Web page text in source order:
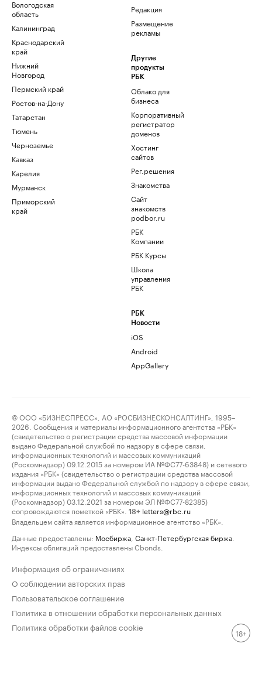
Вологодская
область
Калининград
Краснодарский
край
Нижний
Новгород
Пермский край
Ростов-на-Дону
Татарстан
Тюмень
Черноземье
Кавказ
Карелия
Мурманск
Приморский
край
Редакция
Размещение
рекламы
Другие
продукты
РБК
Облако для
бизнеса
Корпоративный
регистратор
доменов
Хостинг
сайтов
Рег.решения
Знакомства
Сайт
знакомств
podbor.ru
РБК
Компании
РБК Курсы
Школа
управления
РБК
РБК
Новости
iOS
Android
AppGallery
© ООО «БИЗНЕСПРЕСС», АО «РОСБИЗНЕСКОНСАЛТИНГ», 1995–
2026. Сообщения и материалы информационного агентства «РБК»
(свидетельство о регистрации средства массовой информации
выдано Федеральной службой по надзору в сфере связи,
информационных технологий и массовых коммуникаций
(Роскомнадзор) 09.12.2015 за номером ИА №ФС77-63848) и сетевого
издания «РБК» (свидетельство о регистрации средства массовой
информации выдано Федеральной службой по надзору в сфере связи,
информационных технологий и массовых коммуникаций
(Роскомнадзор) 03.12.2021 за номером ЭЛ №ФС77-82385)
сопровождаются пометкой «РБК».
18+ letters@rbc.ru
Владельцем сайта является информационное агентство «РБК».
Данные предоставлены: Мосбиржа Санкт-Петербургская биржа
Индексы облигаций предоставлены Cbonds.
Информация об ограничениях
О соблюдении авторских прав
Пользовательское соглашение
Политика в отношении обработки персональных данных
Политика обработки файлов cookie
18+